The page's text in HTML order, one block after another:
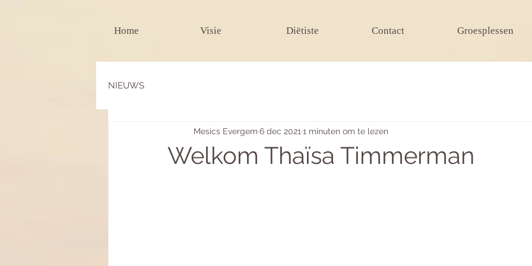
Home Visie Diëtiste Contact Groesplessen
NIEUWS
Welkom Thaïsa Timmerman
Mesics Evergem 6 dec 2021 1 minuten om te lezen